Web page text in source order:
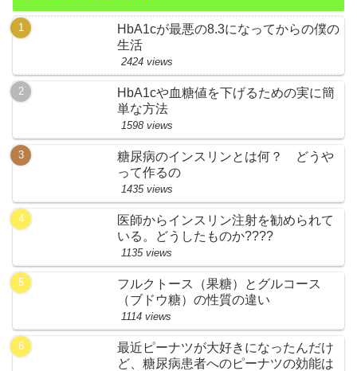
HbA1cが最悪の8.3になってからの僕の
生活
2424 views
HbA1cや血糖値を下げるための実に簡
単な方法
1598 views
糖尿病のインスリンとは何？ どうや
って作るの
1435 views
医師からインスリン注射を勧められて
いる。どうしたものか????
1135 views
フルクトース（果糖）とグルコース
（ブドウ糖）の性質の違い
1114 views
最近ピーナツが大好きになったんだけ
ど、糖尿病患者へのピーナツの効能は